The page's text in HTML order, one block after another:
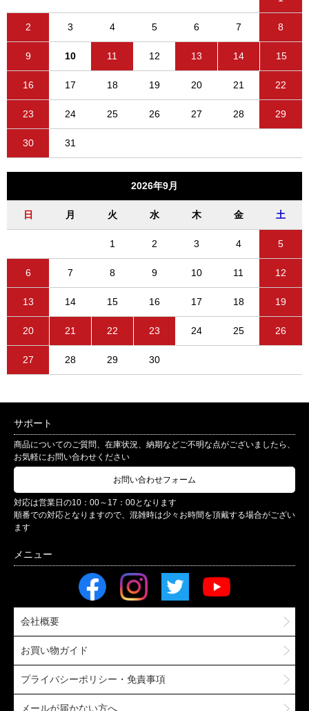
2 3 4 5 6 7 8
9 10 11 12 13 14 15
16 17 18 19 20 21 22
23 24 25 26 27 28 29
30 31
2026年9月
日 月 火 水 木 金 土
1 2 3 4 5
6 7 8 9 10 11 12
13 14 15 16 17 18 19
20 21 22 23 24 25 26
27 28 29 30
サポート
商品についてのご質問、在庫状況、納期などご不明な点がございましたら、
お気軽にお問い合わせください
お問い合わせフォーム
対応は営業日の10：00～17：00となります
順番での対応となりますので、混雑時は少々お時間を頂戴する場合がござい
ます
会社概要
お買い物ガイド
プライバシーポリシー・免責事項
メールが届かない方へ